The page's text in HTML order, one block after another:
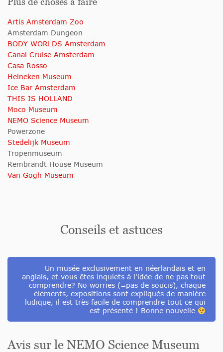
Artis Amsterdam Zoo
Amsterdam Dungeon
BODY WORLDS Amsterdam
Canal Cruise Amsterdam
Casa Rosso
Heineken Museum
Ice Bar Amsterdam
THIS IS HOLLAND
Moco Museum
NEMO Science Museum
Powerzone
Stedelijk Museum
Tropenmuseum
Rembrandt House Museum
Van Gogh Museum
Conseils et astuces
Un musée exclusivement en néerlandais et en
anglais, et vous êtes inquiets à l'idée de ne pas tout
comprendre? No worries (=pas de soucis), chaque
éléments, expositions sont expliqués de manière
ludique, il est très facile de comprendre tout ce qui
est présenté ! Bonne nouvelle
Avis sur le NEMO Science Museum